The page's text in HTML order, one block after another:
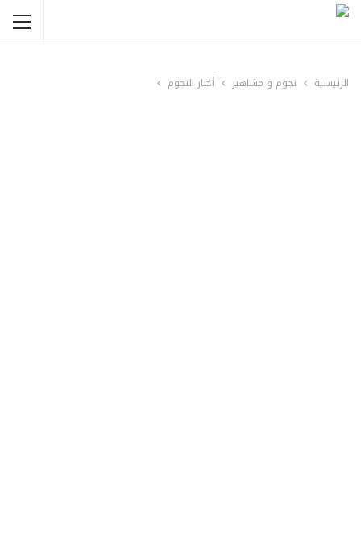
الرئيسية نجوم و مشاهير أخبار النجوم